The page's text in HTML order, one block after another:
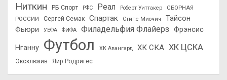
Ниткин
РБ Спорт РФС Реал Роберт Уиттакер
СБОРНАЯ
РОССИИ
Сергей Семак Спартак Стипе Миочич
Тайсон
Фьюри
УЕФА ФИФА Филадельфия Флайерз Фрэнсис
Нганну Футбол ХК Авангард ХК СКА ХК ЦСКА
Эксклюзив Яир Родригес